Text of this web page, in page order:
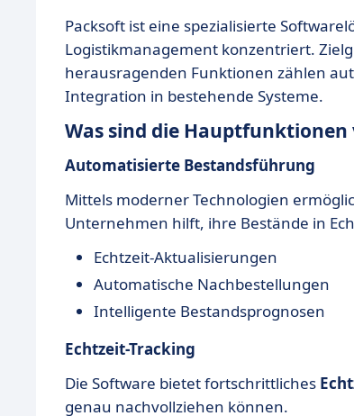
Packsoft ist eine spezialisierte
Logistikmanagement konzentriert.
herausragenden Funktionen zählen
Integration in bestehende Systeme.
Was sind die Hauptfunktionen
Automatisierte Bestandsführung
Mittels moderner Technologien
Unternehmen hilft, ihre Bestände in
Echtzeit-Aktualisierungen
Automatische Nachbestellungen
Intelligente Bestandsprognosen
Echtzeit-Tracking
Die Software bietet fortschrittliches
genau nachvollziehen können.